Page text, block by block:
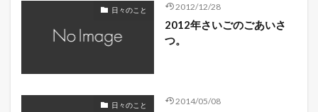
日々のこと 2012/12/28
2012年さいごのごあいさ
つ。
日々のこと 2014/05/08